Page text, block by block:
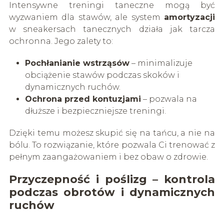
Intensywne treningi taneczne mogą być
wyzwaniem dla stawów, ale system amortyzacji
w sneakersach tanecznych działa jak tarcza
ochronna. Jego zalety to:
Pochłanianie wstrząsów– minimalizuje
obciążenie stawów podczas skoków i
dynamicznych ruchów.
Ochrona przed kontuzjami – pozwala na
dłuższe i bezpieczniejsze treningi.
Dzięki temu możesz skupić się na tańcu, a nie na
bólu. To rozwiązanie, które pozwala Ci trenować z
pełnym zaangażowaniem i bez obaw o zdrowie.
Przyczepność i poślizg – kontrola
podczas obrotów i dynamicznych
ruchów